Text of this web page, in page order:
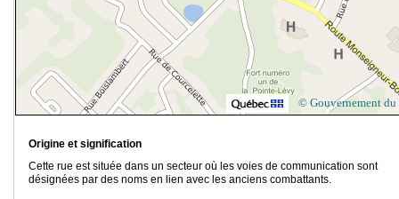
© Gouvernement du
Origine et signification
Cette rue est située dans un secteur où les voies de communication sont
désignées par des noms en lien avec les anciens combattants.